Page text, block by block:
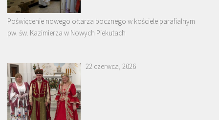
Poświęcenie nowego ołtarza bocznego w kościele parafialnym
pw. św. Kazimierza w Nowych Piekutach
22 czerwca, 2026